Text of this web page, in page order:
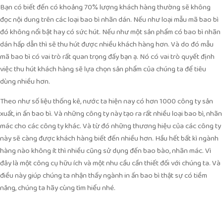
Bạn có biết đến có khoảng 70% lượng khách hàng thường sẽ không
đọc nội dung trên các loại bao bì nhãn dán. Nếu như loại mẫu mã bao bì
đó không nổi bật hay có sức hút. Nếu như một sản phẩm có bao bì nhãn
dán hấp dẫn thì sẽ thu hút được nhiều khách hàng hơn. Và do đó mẫu
mã bao bì có vai trò rất quan trọng đấy bạn ạ. Nó có vai trò quyết định
việc thu hút khách hàng sẽ lựa chọn sản phẩm của chúng ta để tiêu
dùng nhiều hơn.
Theo như số liệu thống kê, nước ta hiện nay có hơn 1000 công ty sản
xuất, in ấn bao bì. Và những công ty này tạo ra rất nhiều loại bao bì, nhãn
mác cho các công ty khác. Và từ đó những thương hiệu của các công ty
này sẽ càng được khách hàng biết đến nhiều hơn. Hầu hết bất kì ngành
hàng nào không ít thì nhiều cũng sử dụng đến bao bào, nhãn mác. Vì
đây là một công cụ hữu ích và một nhu cầu cần thiết đối với chúng ta. Và
điều này giúp chúng ta nhận thấy ngành in ấn bao bì thật sự có tiềm
năng, chúng ta hãy cùng tìm hiểu nhé.